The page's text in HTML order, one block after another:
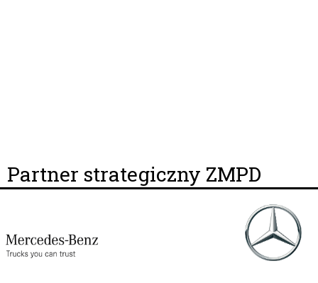
Partner strategiczny ZMPD